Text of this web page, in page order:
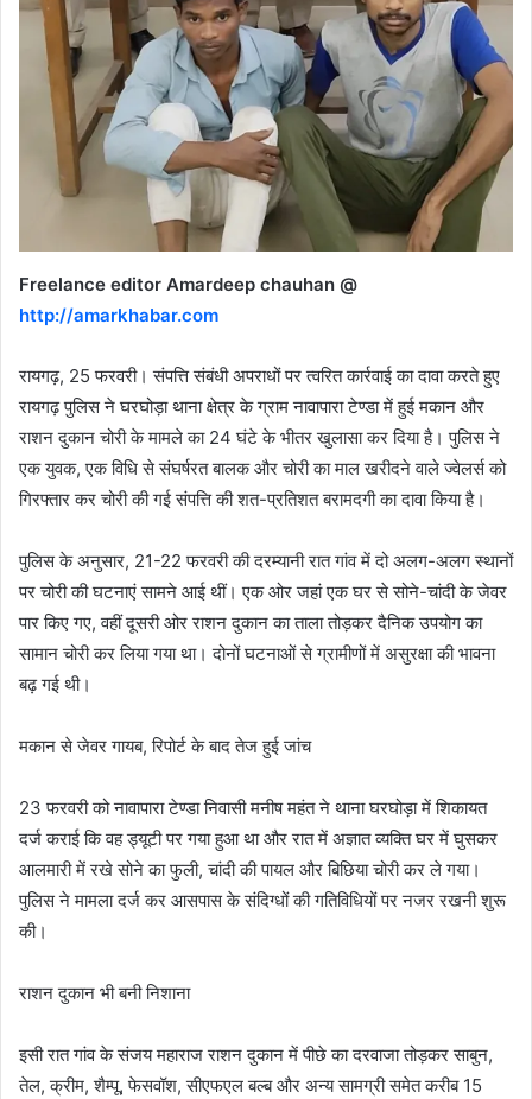
Freelance editor Amardeep chauhan @
http://amarkhabar.com
रायगढ़, 25 फरवरी। संपत्ति संबंधी अपराधों पर त्वरित कार्रवाई का दावा करते हुए
रायगढ़ पुलिस ने घरघोड़ा थाना क्षेत्र के ग्राम नावापारा टेण्डा में हुई मकान और
राशन दुकान चोरी के मामले का 24 घंटे के भीतर खुलासा कर दिया है। पुलिस ने
एक युवक, एक विधि से संघर्षरत बालक और चोरी का माल खरीदने वाले ज्वेलर्स को
गिरफ्तार कर चोरी की गई संपत्ति की शत-प्रतिशत बरामदगी का दावा किया है।
पुलिस के अनुसार, 21-22 फरवरी की दरम्यानी रात गांव में दो अलग-अलग स्थानों
पर चोरी की घटनाएं सामने आई थीं। एक ओर जहां एक घर से सोने-चांदी के जेवर
पार किए गए, वहीं दूसरी ओर राशन दुकान का ताला तोड़कर दैनिक उपयोग का
सामान चोरी कर लिया गया था। दोनों घटनाओं से ग्रामीणों में असुरक्षा की भावना
बढ़ गई थी।
मकान से जेवर गायब, रिपोर्ट के बाद तेज हुई जांच
23 फरवरी को नावापारा टेण्डा निवासी मनीष महंत ने थाना घरघोड़ा में शिकायत
दर्ज कराई कि वह ड्यूटी पर गया हुआ था और रात में अज्ञात व्यक्ति घर में घुसकर
आलमारी में रखे सोने का फुली, चांदी की पायल और बिछिया चोरी कर ले गया।
पुलिस ने मामला दर्ज कर आसपास के संदिग्धों की गतिविधियों पर नजर रखनी शुरू
की।
राशन दुकान भी बनी निशाना
इसी रात गांव के संजय महाराज राशन दुकान में पीछे का दरवाजा तोड़कर साबुन,
तेल, क्रीम, शैम्पू, फेसवॉश, सीएफएल बल्ब और अन्य सामग्री समेत करीब 15